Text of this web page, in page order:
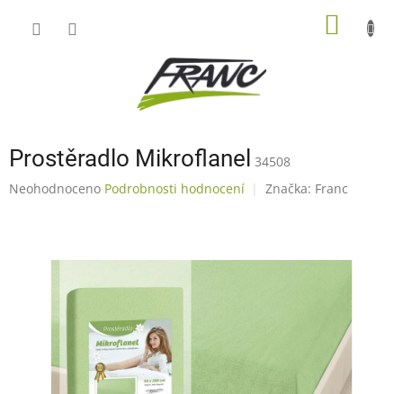
Prostěradlo Mikroflanel 34508
Průměrné
Neohodnoceno Podrobnosti hodnocení Značka: Franc